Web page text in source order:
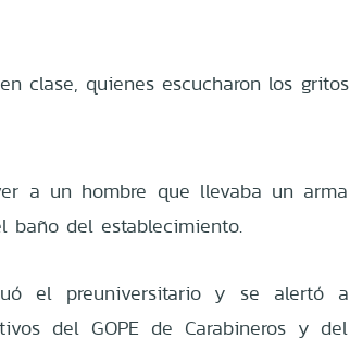
clase, quienes escucharon los gritos
a un hombre que llevaba un arma
baño del establecimiento.
el preuniversitario y se alertó a
del GOPE de Carabineros y del